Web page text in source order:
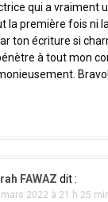
qui a vraiment
la première fois ni
ton écriture si
à tout mon
FAWAZ dit :
2022 à 21 h 25